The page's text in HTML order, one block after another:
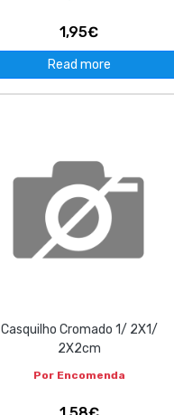
1,95€
Read more
Casquilho Cromado 1/ 2X1/
2X2cm
Por Encomenda